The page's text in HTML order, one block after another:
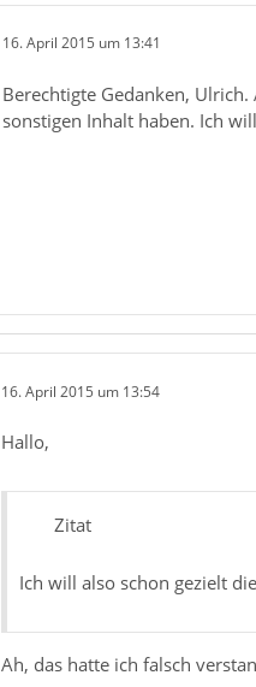
16. April 2015 um 13:41
Berechtigte Gedanken,
sonstigen Inhalt haben. Ich
16. April 2015 um 13:54
Hallo,
Zitat
Ich will also schon gezielt
Ah, das hatte ich falsch